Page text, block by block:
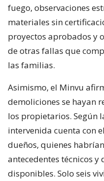
fuego, observaciones
materiales sin
proyectos aprobados y
de otras fallas que
las familias.
Asimismo, el Minvu
demoliciones se hayan
los propietarios. Según
intervenida cuenta con
dueños, quienes
antecedentes técnicos y
disponibles. Solo seis